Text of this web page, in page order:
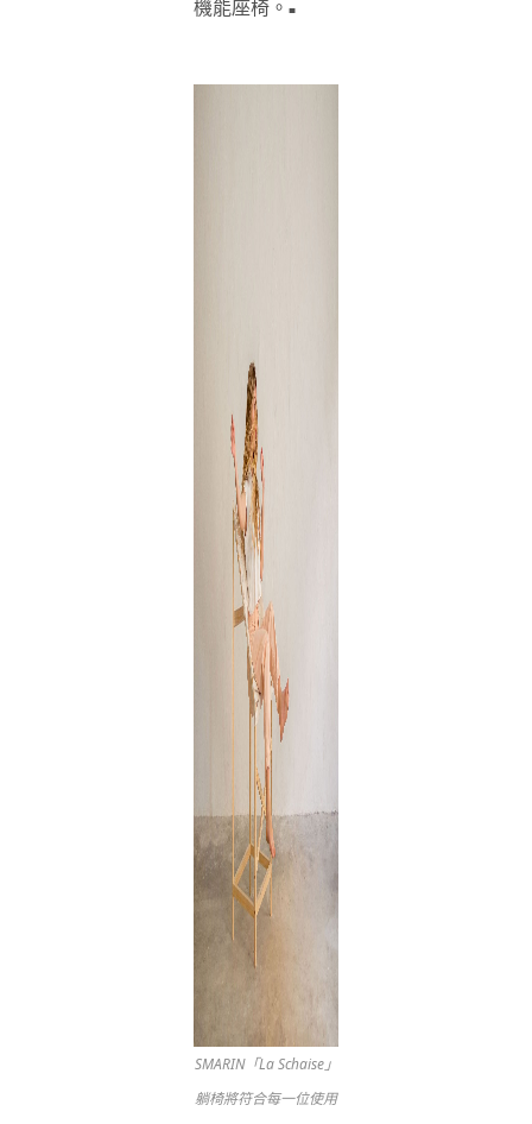
機能座椅。 ■
SMARIN「La Schaise」
躺椅將符合每一位使用